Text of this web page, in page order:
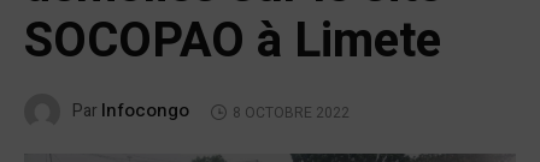
SOCOPAO à Limete
Par Infocongo 8 OCTOBRE 2022